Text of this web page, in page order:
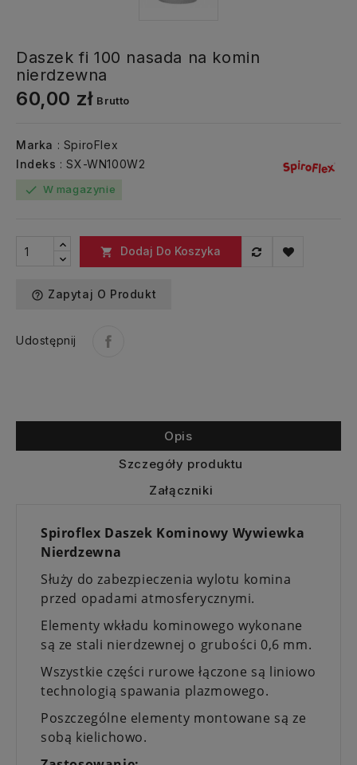
Daszek fi 100 nasada na komin
nierdzewna
60,00 zł Brutto
Marka : SpiroFlex
Indeks : SX-WN100W2
check W magazynie
 Dodaj Do Koszyka
help_outline Zapytaj O Produkt
Udostępnij
Opis
Szczegóły produktu
Załączniki
Spiroflex Daszek Kominowy Wywiewka
Nierdzewna
Służy do zabezpieczenia wylotu komina
przed opadami atmosferycznymi.
Elementy wkładu kominowego wykonane
są ze stali nierdzewnej o grubości 0,6 mm.
Wszystkie części rurowe łączone są liniowo
technologią spawania plazmowego.
Poszczególne elementy montowane są ze
sobą kielichowo.